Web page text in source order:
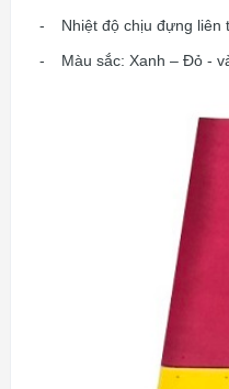
-
Nhiệt độ chịu đựng liên
-
Màu sắc: Xanh – Đỏ -